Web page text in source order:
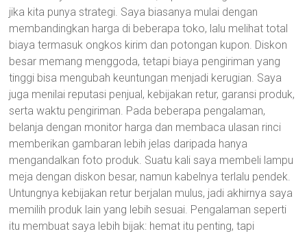
jika kita punya strategi. Saya biasanya mulai dengan
membandingkan harga di beberapa toko, lalu melihat total
biaya termasuk ongkos kirim dan potongan kupon. Diskon
besar memang menggoda, tetapi biaya pengiriman yang
tinggi bisa mengubah keuntungan menjadi kerugian. Saya
juga menilai reputasi penjual, kebijakan retur, garansi produk,
serta waktu pengiriman. Pada beberapa pengalaman,
belanja dengan monitor harga dan membaca ulasan rinci
memberikan gambaran lebih jelas daripada hanya
mengandalkan foto produk. Suatu kali saya membeli lampu
meja dengan diskon besar, namun kabelnya terlalu pendek.
Untungnya kebijakan retur berjalan mulus, jadi akhirnya saya
memilih produk lain yang lebih sesuai. Pengalaman seperti
itu membuat saya lebih bijak: hemat itu penting, tapi